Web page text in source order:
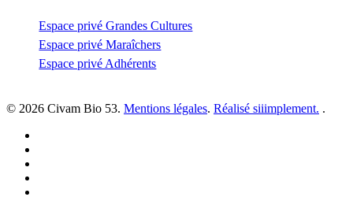
Espace privé Grandes Cultures
Espace privé Maraîchers
Espace privé Adhérents
© 2026 Civam Bio 53. Mentions légales. Réalisé siiimplement. .